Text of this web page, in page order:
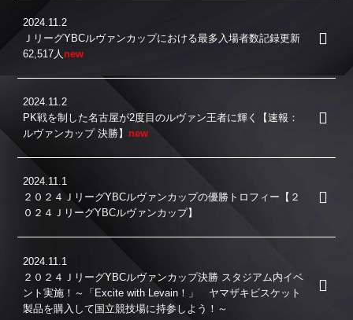
2024.11.2
ＪリーグYBCルヴァンカップにおける最多入場者数記録更新
62,517人new
2024.11.2
PK戦を制した名古屋が2度目のルヴァン王者に輝く【速報：
ルヴァンカップ 決勝】 new
2024.11.1
２０２４ＪリーグYBCルヴァンカップの優勝トロフィー【２
０２４ＪリーグYBCルヴァンカップ】
2024.11.1
２０２４ＪリーグYBCルヴァンカップ決勝 スタジアム内イベ
ント実施！～「Excite with Levain！」 ヤマザキビスケット
製品を購入して国立競技場に持参しよう！～